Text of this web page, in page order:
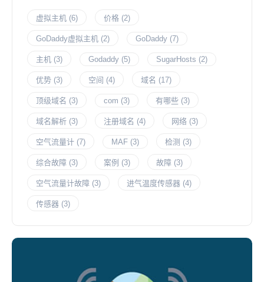
虚拟主机 (6) 价格 (2)
GoDaddy虚拟主机 (2) GoDaddy (7)
主机 (3) Godaddy (5) SugarHosts (2)
优势 (3) 空间 (4) 域名 (17)
顶级域名 (3) com (3) 有哪些 (3)
域名解析 (3) 注册域名 (4) 网络 (3)
空气流量计 (7) MAF (3) 检测 (3)
综合故障 (3) 案例 (3) 故障 (3)
空气流量计故障 (3) 进气温度传感器 (4)
传感器 (3)